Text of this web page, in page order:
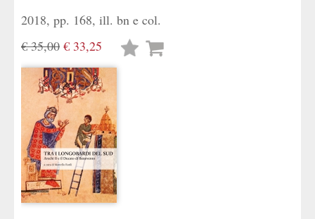
2018, pp. 168, ill. bn e col.
€ 35,00 € 33,25
Lista